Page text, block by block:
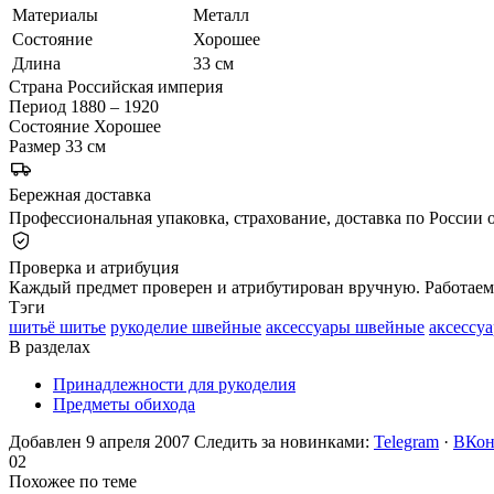
Материалы
Металл
Состояние
Хорошее
Длина
33 см
Страна Российская империя
Период 1880 – 1920
Состояние Хорошее
Размер 33 см
Бережная доставка
Профессиональная упаковка, страхование, доставка по России
Проверка и атрибуция
Каждый предмет проверен и атрибутирован вручную.
Тэги
шитьё шитье рукоделие швейные аксессуары швейные
В разделах
Принадлежности для рукоделия
Предметы обихода
Добавлен 9 апреля 2007 Следить за новинками: Telegram ·
02
Похожее по теме